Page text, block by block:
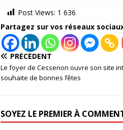
Post Views: 1 636
Partagez sur vos réseaux
PRÉCÉDENT
Le foyer de Cessenon ouvre son site
souhaite de bonnes fêtes
SOYEZ LE PREMIER À